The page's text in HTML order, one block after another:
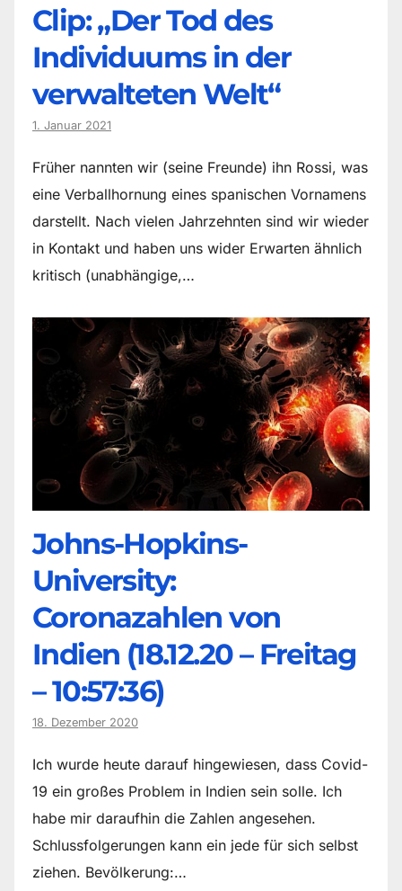
Clip: „Der Tod des
Individuums in der
verwalteten Welt“
1. Januar 2021
Früher nannten wir (seine Freunde) ihn Rossi, was
eine Verballhornung eines spanischen Vornamens
darstellt. Nach vielen Jahrzehnten sind wir wieder
in Kontakt und haben uns wider Erwarten ähnlich
kritisch (unabhängige,…
Johns-Hopkins-
University:
Coronazahlen von
Indien (18.12.20 – Freitag
– 10:57:36)
18. Dezember 2020
Ich wurde heute darauf hingewiesen, dass Covid-
19 ein großes Problem in Indien sein solle. Ich
habe mir daraufhin die Zahlen angesehen.
Schlussfolgerungen kann ein jede für sich selbst
ziehen. Bevölkerung:…